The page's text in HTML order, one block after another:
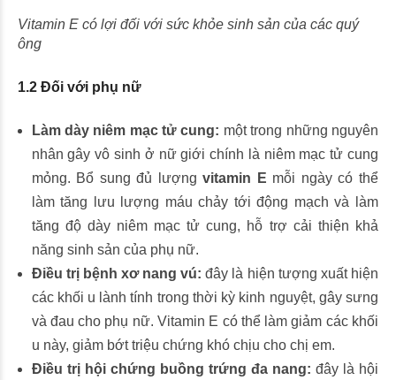
Vitamin E có lợi đối với sức khỏe sinh sản của các quý
ông
1.2 Đối với phụ nữ
Làm dày niêm mạc tử cung: một trong những nguyên
nhân gây vô sinh ở nữ giới chính là niêm mạc tử cung
mỏng. Bổ sung đủ lượngvitamin E mỗi ngày có thể
làm tăng lưu lượng máu chảy tới động mạch và làm
tăng độ dày niêm mạc tử cung, hỗ trợ cải thiện khả
năng sinh sản của phụ nữ.
Điều trị bệnh xơ nang vú: đây là hiện tượng xuất hiện
các khối u lành tính trong thời kỳ kinh nguyệt, gây sưng
và đau cho phụ nữ. Vitamin E có thể làm giảm các khối
u này, giảm bớt triệu chứng khó chịu cho chị em.
Điều trị hội chứng buồng trứng đa nang: đây là hội